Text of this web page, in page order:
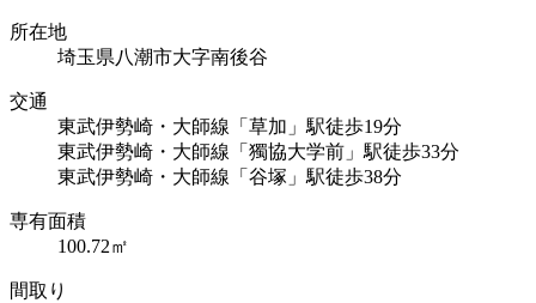
所在地
埼玉県八潮市大字南後谷
交通
東武伊勢崎・大師線「草加」駅徒歩19分
東武伊勢崎・大師線「獨協大学前」駅徒歩33分
東武伊勢崎・大師線「谷塚」駅徒歩38分
専有面積
100.72㎡
間取り